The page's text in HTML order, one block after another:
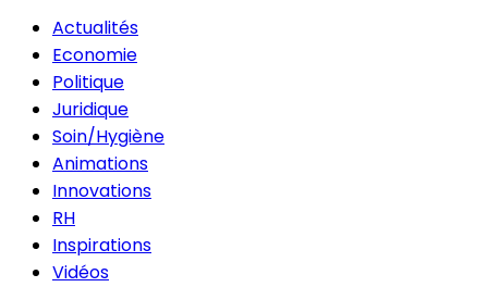
Actualités
Economie
Politique
Juridique
Soin/Hygiène
Animations
Innovations
RH
Inspirations
Vidéos